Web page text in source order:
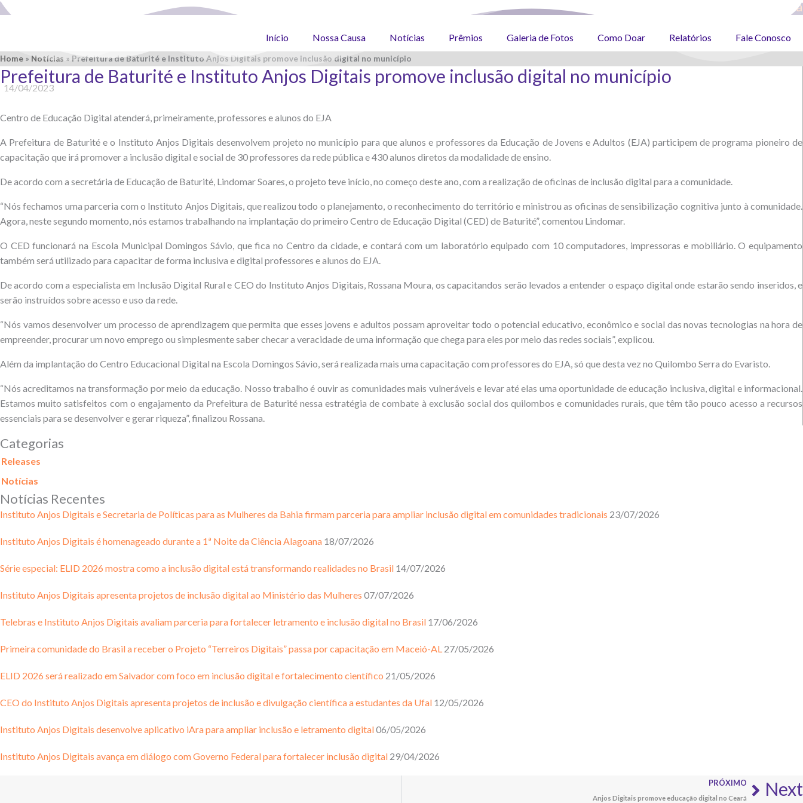
Ir
conteúdo
Início Nossa Causa Notícias Prêmios Galeria de Fotos Como Doar Relatórios Fale Conosco
Home » Notícias » Prefeitura de Baturité e Instituto Anjos Digitais promove inclusão digital no município
Prefeitura de Baturité e Instituto Anjos Digitais promove inclusão digital no município
14/04/2023
Centro de Educação Digital atenderá, primeiramente, professores e alunos do EJA
A Prefeitura de Baturité e o Instituto Anjos Digitais desenvolvem projeto no município para que alunos e professores da Educação de Jovens e Adultos (EJA) participem de programa pioneiro de
capacitação que irá promover a inclusão digital e social de 30 professores da rede pública e 430 alunos diretos da modalidade de ensino.
De acordo com a secretária de Educação de Baturité, Lindomar Soares, o projeto teve início, no começo deste ano, com a realização de oficinas de inclusão digital para a comunidade.
“Nós fechamos uma parceria com o Instituto Anjos Digitais, que realizou todo o planejamento, o reconhecimento do território e ministrou as oficinas de sensibilização cognitiva junto à comunidade.
Agora, neste segundo momento, nós estamos trabalhando na implantação do primeiro Centro de Educação Digital (CED) de Baturité”, comentou Lindomar.
O CED funcionará na Escola Municipal Domingos Sávio, que fica no Centro da cidade, e contará com um laboratório equipado com 10 computadores, impressoras e mobiliário. O equipamento
também será utilizado para capacitar de forma inclusiva e digital professores e alunos do EJA.
De acordo com a especialista em Inclusão Digital Rural e CEO do Instituto Anjos Digitais, Rossana Moura, os capacitandos serão levados a entender o espaço digital onde estarão sendo inseridos, e
serão instruídos sobre acesso e uso da rede.
“Nós vamos desenvolver um processo de aprendizagem que permita que esses jovens e adultos possam aproveitar todo o potencial educativo, econômico e social das novas tecnologias na hora de
empreender, procurar um novo emprego ou simplesmente saber checar a veracidade de uma informação que chega para eles por meio das redes sociais”, explicou.
Além da implantação do Centro Educacional Digital na Escola Domingos Sávio, será realizada mais uma capacitação com professores do EJA, só que desta vez no Quilombo Serra do Evaristo.
“Nós acreditamos na transformação por meio da educação. Nosso trabalho é ouvir as comunidades mais vulneráveis e levar até elas uma oportunidade de educação inclusiva, digital e informacional.
Estamos muito satisfeitos com o engajamento da Prefeitura de Baturité nessa estratégia de combate à exclusão social dos quilombos e comunidades rurais, que têm tão pouco acesso a recursos
essenciais para se desenvolver e gerar riqueza”, finalizou Rossana.
Categorias
Releases
Notícias
Notícias Recentes
Instituto Anjos Digitais e Secretaria de Políticas para as Mulheres da Bahia firmam parceria para ampliar inclusão digital em comunidades tradicionais 23/07/2026
Instituto Anjos Digitais é homenageado durante a 1ª Noite da Ciência Alagoana 18/07/2026
Série especial: ELID 2026 mostra como a inclusão digital está transformando realidades no Brasil 14/07/2026
Instituto Anjos Digitais apresenta projetos de inclusão digital ao Ministério das Mulheres 07/07/2026
Telebras e Instituto Anjos Digitais avaliam parceria para fortalecer letramento e inclusão digital no Brasil 17/06/2026
Primeira comunidade do Brasil a receber o Projeto “Terreiros Digitais” passa por capacitação em Maceió-AL 27/05/2026
ELID 2026 será realizado em Salvador com foco em inclusão digital e fortalecimento científico 21/05/2026
CEO do Instituto Anjos Digitais apresenta projetos de inclusão e divulgação científica a estudantes da Ufal 12/05/2026
Instituto Anjos Digitais desenvolve aplicativo iAra para ampliar inclusão e letramento digital06/05/2026
Instituto Anjos Digitais avança em diálogo com Governo Federal para fortalecer inclusão digital 29/04/2026
PRÓXIMO
Anjos Digitais promove educação digital no Ceará Next